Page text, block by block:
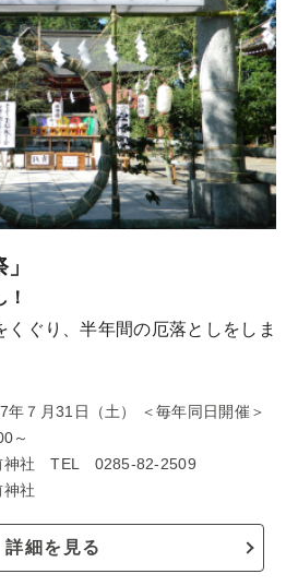
くぐり、半年間の厄落としをしま
年７月31日（土） ＜毎年同日開催＞
～
神社 TEL 0285-82-2509
神社
詳細を見る